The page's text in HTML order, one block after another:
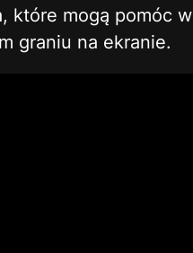
które mogą pomóc w
graniu na ekranie.